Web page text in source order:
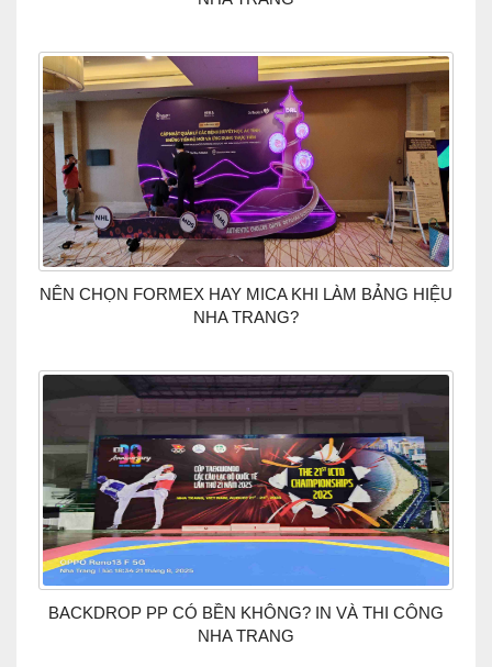
NÊN CHỌN FORMEX HAY MICA KHI LÀM BẢNG HIỆU
NHA TRANG?
BACKDROP PP CÓ BỀN KHÔNG? IN VÀ THI CÔNG
NHA TRANG